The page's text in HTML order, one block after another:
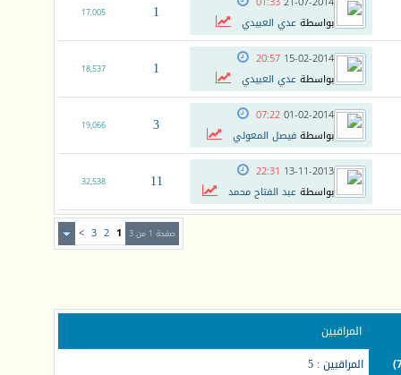
بواسطةعدي العبيدي 1
17,005
15-02-2014
20:57
بواسطةعدي العبيدي 1
18,537
01-02-2014
07:22
بواسطةفيصل المعولي 3
19,066
13-11-2013
22:31
بواسطةعبد الفتاح محمد 11
32,538
صفحة 1 من 3 1
2
3
>
المراقبين
المراقبين : 5